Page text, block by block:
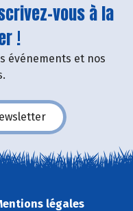
vous à la
!
événements et nos
légales